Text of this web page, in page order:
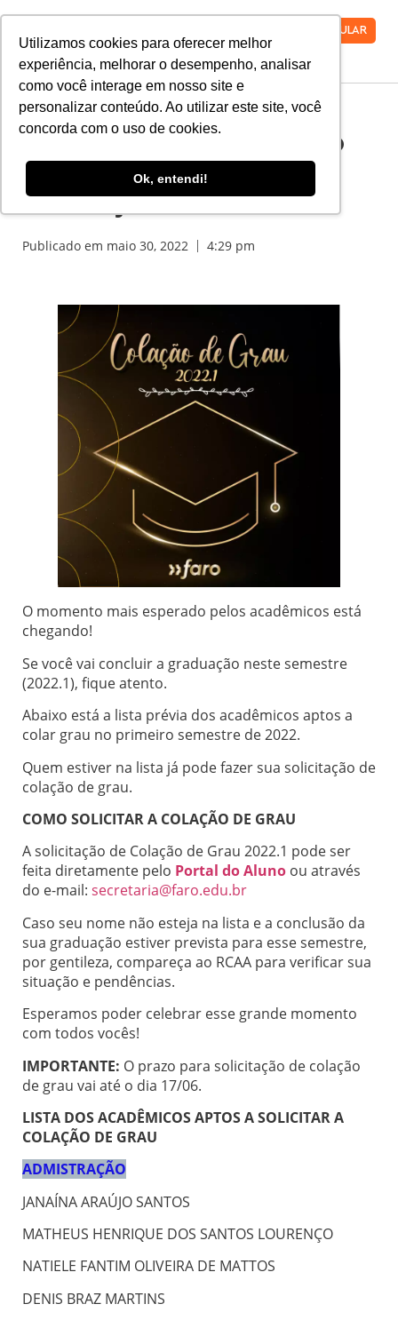
Utilizamos cookies para oferecer melhor
experiência, melhorar o desempenho, analisar
como você interage em nosso site e
personalizar conteúdo. Ao utilizar este site, você
concorda com o uso de cookies.
Ok, entendi!
VESTIBULAR
Solicitação de Colação
de Grau 2022.1:
COMEÇOU!
Publicado em maio 30, 2022 4:29 pm
O momento mais esperado pelos acadêmicos está
chegando!
Se você vai concluir a graduação neste semestre
(2022.1), fique atento.
Abaixo está a lista prévia dos acadêmicos aptos a
colar grau no primeiro semestre de 2022.
Quem estiver na lista já pode fazer sua solicitação de
colação de grau.
COMO SOLICITAR A COLAÇÃO DE GRAU
A solicitação de Colação de Grau 2022.1 pode ser
feita diretamente pelo Portal do Aluno ou através
do e-mail: secretaria@faro.edu.br
Caso seu nome não esteja na lista e a conclusão da
sua graduação estiver prevista para esse semestre,
por gentileza, compareça ao RCAA para verificar sua
situação e pendências.
Esperamos poder celebrar esse grande momento
com todos vocês!
IMPORTANTE: O prazo para solicitação de colação
de grau vai até o dia 17/06.
LISTA DOS ACADÊMICOS APTOS A SOLICITAR A
COLAÇÃO DE GRAU
ADMISTRAÇÃO
JANAÍNA ARAÚJO SANTOS
MATHEUS HENRIQUE DOS SANTOS LOURENÇO
NATIELE FANTIM OLIVEIRA DE MATTOS
DENIS BRAZ MARTINS